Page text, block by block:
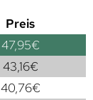
Preis
47,95€
43,16€
40,76€